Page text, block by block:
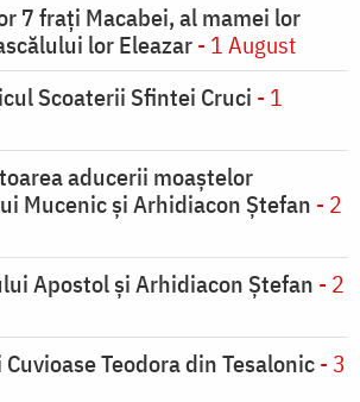
7 fraţi Macabei, al mamei lor
lor Eleazar- 1 August
Scoaterii Sfintei Cruci - 1
aducerii moaştelor
Mucenic şi Arhidiacon Ştefan - 2
Apostol și Arhidiacon Ștefan - 2
Teodora din Tesalonic- 3